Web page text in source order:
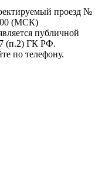
проезд №
(МСК)
публичной
(п.2) ГК РФ.
по телефону.